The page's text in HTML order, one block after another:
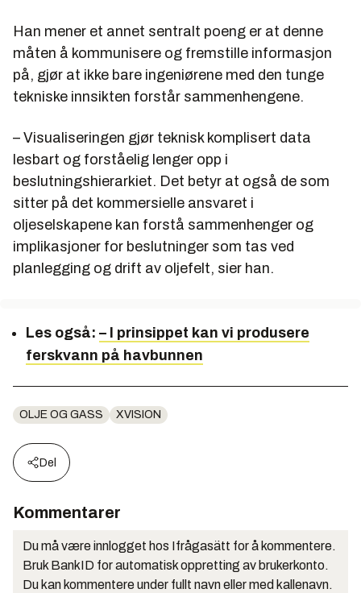
Han mener et annet sentralt poeng er at denne
måten å kommunisere og fremstille informasjon
på, gjør at ikke bare ingeniørene med den tunge
tekniske innsikten forstår sammenhengene.
– Visualiseringen gjør teknisk komplisert data
lesbart og forståelig lenger opp i
beslutningshierarkiet. Det betyr at også de som
sitter på det kommersielle ansvaret i
oljeselskapene kan forstå sammenhenger og
implikasjoner for beslutninger som tas ved
planlegging og drift av oljefelt, sier han.
Les også: – I prinsippet kan vi produsere
ferskvann på havbunnen
OLJE OG GASS XVISION
Del
Kommentarer
Du må være innlogget hos Ifrågasätt for å kommentere.
Bruk BankID for automatisk oppretting av brukerkonto.
Du kan kommentere under fullt navn eller med kallenavn.